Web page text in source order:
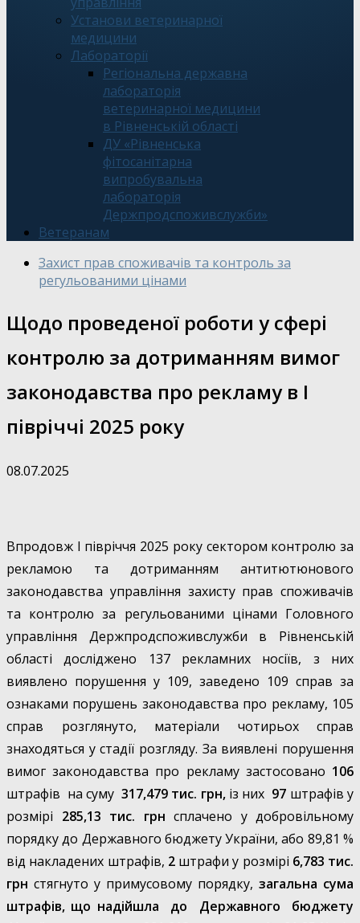
Установи ветеринарної
медицини
Лабораторії
Регіональна державна
лабораторія
ветеринарної медицини
в Рівненській області
ДУ «Рівненська
фітосанітарна
випробувальна
лабораторія
Держпродспоживслужби»
Ветеранам
Захист прав споживачів та контроль за
регульованими цінами
Щодо проведеної роботи у сфері
контролю за дотриманням вимог
законодавства про рекламу в І
півріччі 2025 року
08.07.2025
Впродовж І півріччя 2025 року сектором контролю за
рекламою та дотриманням антитютюнового
законодавства управління захисту прав споживачів
та контролю за регульованими цінами Головного
управління Держпродспоживслужби в Рівненській
області досліджено 137 рекламних носіїв, з них
виявлено порушення у 109, заведено 109 справ за
ознаками порушень законодавства про рекламу, 105
справ розглянуто, матеріали чотирьох справ
знаходяться у стадії розгляду. За виявлені порушення
вимог законодавства про рекламу застосовано 106
штрафів на суму 317,479 тис. грн,із них 97 штрафів у
розмірі 285,13 тис. грн сплачено у добровільному
порядку до Державного бюджету України, або 89,81 %
від накладених штрафів, 2штрафи у розмірі 6,783 тис.
грн стягнуто у примусовому порядку, загальна сума
штрафів, що надійшла до Державного бюджету